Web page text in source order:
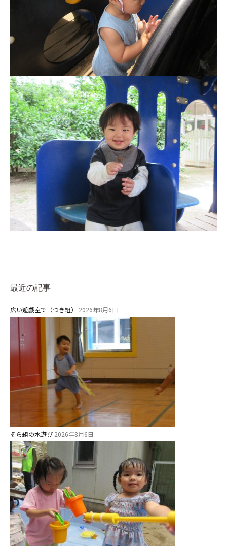
最近の記事
広い遊戯室で（つき組） 2026年8月6日
そら組の水遊び 2026年8月6日
理事長のことば
教育と保育
美⽊多幼稚園の理想
園の1⽇
年間⾏事
預かり保育［ヒラソル ]
美⽊多チコス
美⽊多チコスについて
美⽊多チコスブログ
未就園児クラス
グループ施設・
関係先リンク
学校法⼈鴨⾕学園 鳳幼稚園
学校法⼈諏訪森学園 諏訪森幼稚
園
⼤阪府私⽴幼稚園連盟
社会福祉法人野田福祉会